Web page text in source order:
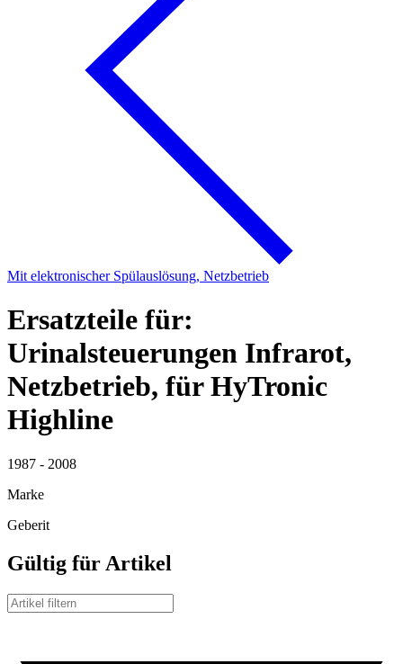
Mit elektronischer Spülauslösung, Netzbetrieb
Ersatzteile für:
Urinalsteuerungen Infrarot,
Netzbetrieb, für HyTronic
Highline
1987 - 2008
Marke
Geberit
Gültig für Artikel